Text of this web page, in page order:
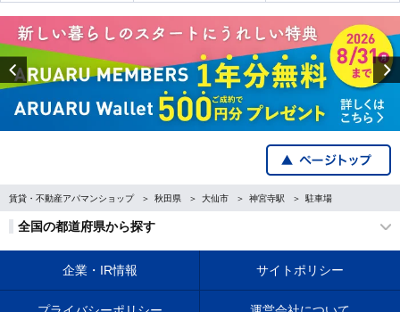
Previous
賃貸・不動産アパマンショップ 秋田県 大仙市 神宮寺駅 駐車場
全国の都道府県から探す
企業・IR情報 サイトポリシー